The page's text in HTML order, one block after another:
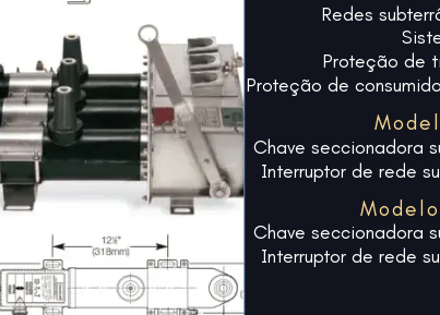
Redes
Proteção de
Proteção de
Chave seccionadora
Interruptor de rede
Chave seccionadora
Interruptor de rede